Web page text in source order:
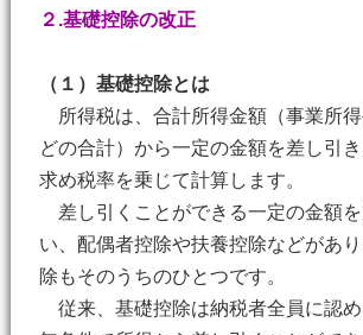
２.基礎控除の改正
（１）基礎控除とは
所得税は、合計所得金額（事業所
どの合計）から一定の金額を差し引
求め税率を乗じて計算します。
差し引くことができる一定の金額
い、配偶者控除や扶養控除などがあ
除もそのうちのひとつです。
従来、基礎控除は納税者全員に認め